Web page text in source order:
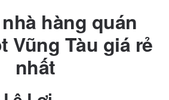
hàng quán
Vũng Tàu giá rẻ
nhất